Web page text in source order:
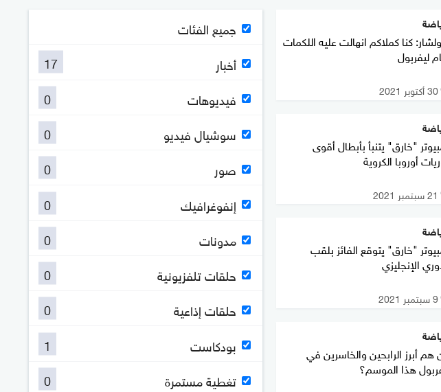
كنا كملاكم انهالت عليه اللكمات
ليفربول
30 أكتوبر 2021
"خارق" يتنبأ بأبطال أقوى
أوروبا الكروية
21 سبتمبر 2021
"خارق" يتوقع الفائز بلقب
الإنجليزي
9 سبتمبر 2021
أبرز الرابحين والخاسرين في
هذا الموسم؟
جميع الفئات
أخبار
17
فيديوهات
0
سوشيال فيديو
0
صور
0
إنفوغرافيك
0
مدونات
0
حلقات تلفزيونية
0
حلقات إذاعية
0
بودكاست
1
تغطية مستمرة
0